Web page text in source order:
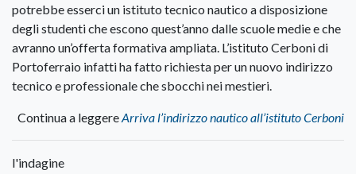
potrebbe esserci un istituto tecnico nautico a disposizione
degli studenti che escono quest’anno dalle scuole medie e che
avranno un’offerta formativa ampliata. L’istituto Cerboni di
Portoferraio infatti ha fatto richiesta per un nuovo indirizzo
tecnico e professionale che sbocchi nei mestieri.
Continua a leggereArriva l’indirizzo nautico all’istituto Cerboni
l'indagine